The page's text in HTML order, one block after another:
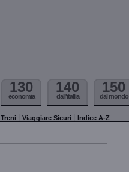
130
economia
140
dall'itallia
150
dal mondo
Treni Viaggiare Sicuri Indice A-Z